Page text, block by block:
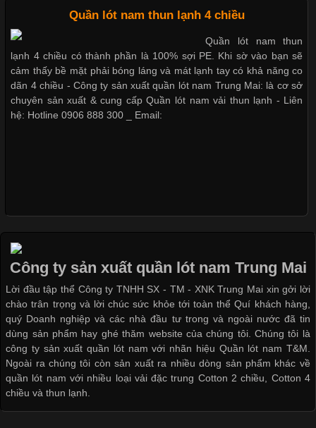
Cập nhật 2026-05-20 14:58:56
Vải thun là một trong những chất liệu được sử dụng rộng rãi
nhất trong ngành thời trang nhờ đặc tính co giãn, mềm mại và
thoải mái khi mặc. Từ áo thun, đồ thể thao cho đến đồ lót nam,
vải thun luôn đóng vai trò quan trọng trong quá trình sản xuất.
Hiện nay, nhu cầu tìm kiếm quần lót nam giá
Các Form Áo Thun Phổ Biến Hiện Nay Và Xu Hướng Trong
Ngành May Mặc Áo thun là một trong những trang phục quen
thuộc và được sử dụng phổ biến nhất hiện nay. Không chỉ đa
dạng về màu sắc hay chất liệu, áo thun còn có nhiều form dáng
khác nhau để phù hợp với từng phong cách thời trang và nhu
cầu
Khám Phá Áo Phông Trang Phục Phổ Biến Nhất Hiện Nay
Dễ chịu hơn với quần lót nam giá rẻ vải Cotton 4 chiều
Quần lót nam thun lạnh 4 chiều
Quần lót nam thun
lạnh 4 chiều có thành phần là 100% sợi PE. Khi sờ vào bạn sẽ
cảm thấy bề mặt phải bóng láng và mát lạnh tay có khả năng co
dãn 4 chiều - Công ty sản xuất quần lót nam Trung Mai: là cơ sở
chuyên sản xuất & cung cấp Quần lót nam vải thun lạnh - Liên
hệ: Hotline 0906 888 300 _ Email:
Công ty sản xuất quần lót nam Trung Mai
Lời đầu tập thể Công ty TNHH SX - TM - XNK Trung Mai xin gởi lời
chào trân trọng và lời chúc sức khỏe tới toàn thể Quí khách hàng,
quý Doanh nghiệp và các nhà đầu tư trong và ngoài nước đã tin
dùng sản phẩm hay ghé thăm website của chúng tôi. Chúng tôi là
công ty sản xuất quần lót nam với nhãn hiệu Quần lót nam T&M.
Ngoài ra chúng tôi còn sản xuất ra nhiều dòng sản phẩm khác về
quần lót nam với nhiều loại vải đặc trung Cotton 2 chiều, Cotton 4
chiều và thun lạnh.